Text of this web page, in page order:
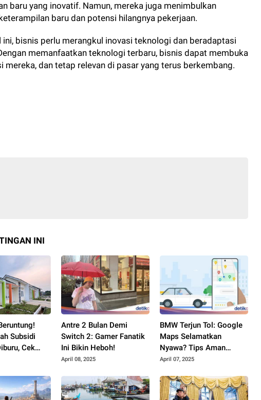
baru yang inovatif. Namun, mereka juga menimbulkan
baru dan potensi hilangnya pekerjaan.
bisnis perlu merangkul inovasi teknologi dan beradaptasi
memanfaatkan teknologi terbaru, bisnis dapat membuka
mereka, dan tetap relevan di pasar yang terus berkembang.
INI
Subsidi
Cek
Antre 2 Bulan Demi
Switch 2: Gamer Fanatik
Ini Bikin Heboh!
April 08, 2025
BMW Terjun Tol: Google
Maps Selamatkan
Nyawa? Tips Aman
Berkendara!
April 07, 2025